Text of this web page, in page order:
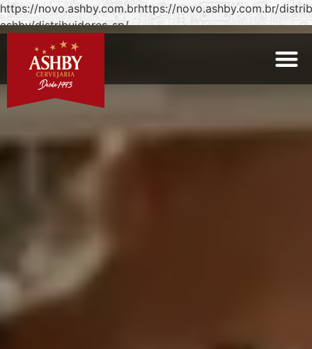
https://novo.ashby.com.brhttps://novo.ashby.com.br/
ashby/distribuidores-sp/